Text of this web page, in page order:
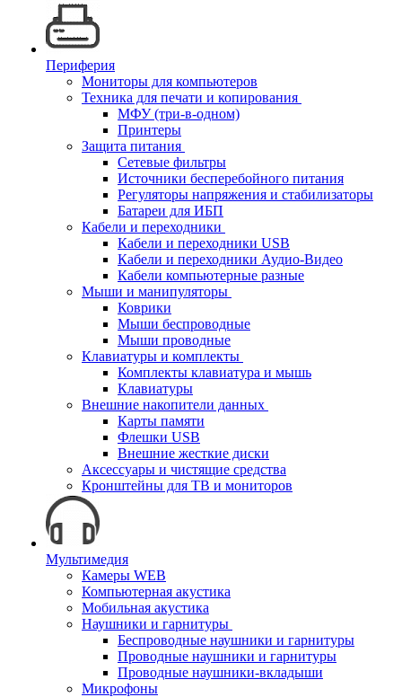
Периферия
Мониторы для компьютеров
Техника для печати и копирования
МФУ (три-в-одном)
Принтеры
Защита питания
Сетевые фильтры
Источники бесперебойного питания
Регуляторы напряжения и стабилизаторы
Батареи для ИБП
Кабели и переходники
Кабели и переходники USB
Кабели и переходники Аудио-Видео
Кабели компьютерные разные
Мыши и манипуляторы
Коврики
Мыши беспроводные
Мыши проводные
Клавиатуры и комплекты
Комплекты клавиатура и мышь
Клавиатуры
Внешние накопители данных
Карты памяти
Флешки USB
Внешние жесткие диски
Аксессуары и чистящие средства
Кронштейны для ТВ и мониторов
Мультимедия
Камеры WEB
Компьютерная акустика
Мобильная акустика
Наушники и гарнитуры
Беспроводные наушники и гарнитуры
Проводные наушники и гарнитуры
Проводные наушники-вкладыши
Микрофоны